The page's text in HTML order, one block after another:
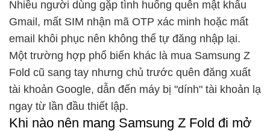
Nhiều người dùng gặp tình huống quên mật khẩu
Gmail, mất SIM nhận mã OTP xác minh hoặc mất
email khôi phục nên không thể tự đăng nhập lại.
Một trường hợp phổ biến khác là mua Samsung Z
Fold cũ sang tay nhưng chủ trước quên đăng xuất
tài khoản Google, dẫn đến máy bị "dính" tài khoản lạ
ngay từ lần đầu thiết lập.
Khi nào nên mang Samsung Z Fold đi mở